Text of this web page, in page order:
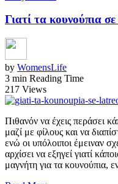
Γιατί τα κουνούπια
by WomensLife
3 min Reading Time
217 Views
Πιθανόν να έχεις περάσει
μαζί με φίλους και να
ενώ οι υπόλοιποι έμειναν
αρχίσει να εξηγεί γιατί
μαγνήτη για τα κουνούπια,